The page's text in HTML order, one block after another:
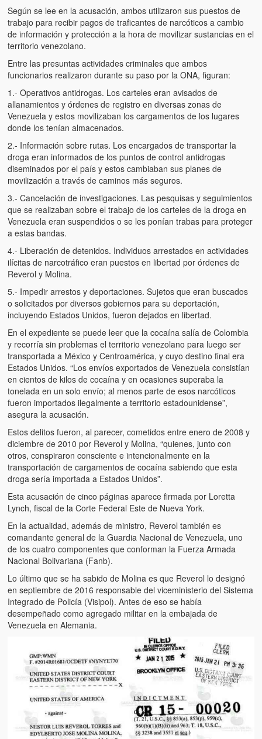
¡¡¡Miserable traidor, mira a tu pueblo!!! (Despicable traitor, look
your country!!!)
Fotos
Cuentos
Videos
Chistes
Según se lee en la acusación, ambos utilizaron sus puestos de
trabajo para recibir pagos de traficantes de narcóticos a cambio
de información y protección a la hora de movilizar sustancias en el
territorio venezolano.
Entre las presuntas actividades criminales que ambos
funcionarios realizaron durante su paso por la ONA, figuran:
1.- Operativos antidrogas. Los carteles eran avisados de
allanamientos y órdenes de registro en diversas zonas de
Venezuela y estos movilizaban los cargamentos de los lugares
donde los tenían almacenados.
2.- Información sobre rutas. Los encargados de transportar la
droga eran informados de los puntos de control antidrogas
diseminados por el país y estos cambiaban sus planes de
movilización a través de caminos más seguros.
3.- Cancelación de investigaciones. Las pesquisas y seguimientos
que se realizaban sobre el trabajo de los carteles de la droga en
Venezuela eran suspendidos o se les ponían trabas para proteger
a estas bandas.
4.- Liberación de detenidos. Individuos arrestados en actividades
ilícitas de narcotráfico eran puestos en libertad por órdenes de
Reverol y Molina.
5.- Impedir arrestos y deportaciones. Sujetos que eran buscados
o solicitados por diversos gobiernos para su deportación,
incluyendo Estados Unidos, fueron dejados en libertad.
En el expediente se puede leer que la cocaína salía de Colombia
y recorría sin problemas el territorio venezolano para luego ser
transportada a México y Centroamérica, y cuyo destino final era
Estados Unidos. “Los envíos exportados de Venezuela consistían
en cientos de kilos de cocaína y en ocasiones superaba la
tonelada en un solo envío; al menos parte de esos narcóticos
fueron importados ilegalmente a territorio estadounidense”,
asegura la acusación.
Estos delitos fueron, al parecer, cometidos entre enero de 2008 y
diciembre de 2010 por Reverol y Molina, “quienes, junto con
otros, conspiraron consciente e intencionalmente en la
transportación de cargamentos de cocaína sabiendo que esta
droga sería importada a Estados Unidos”.
Esta acusación de cinco páginas aparece firmada por Loretta
Lynch, fiscal de la Corte Federal Este de Nueva York.
En la actualidad, además de ministro, Reverol también es
comandante general de la Guardia Nacional de Venezuela, uno
de los cuatro componentes que conforman la Fuerza Armada
Nacional Bolivariana (Fanb).
Lo último que se ha sabido de Molina es que Reverol lo designó
en septiembre de 2016 responsable del viceministerio del Sistema
Integrado de Policía (Visipol). Antes de eso se había
desempeñado como agregado militar en la embajada de
Venezuela en Alemania.